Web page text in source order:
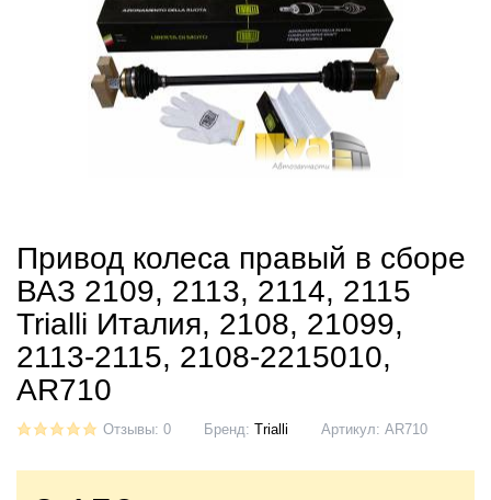
Привод колеса правый в сборе
ВАЗ 2109, 2113, 2114, 2115
Trialli Италия, 2108, 21099,
2113-2115, 2108-2215010,
AR710
Отзывы: 0 Бренд: Trialli Артикул: AR710